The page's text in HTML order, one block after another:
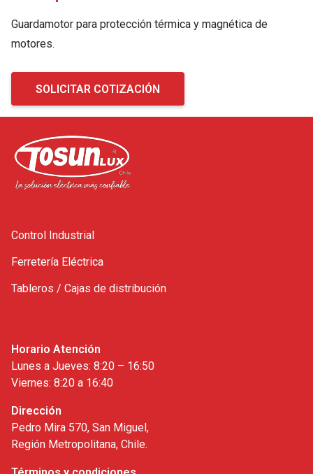
Guardamotor para protección térmica y magnética de
motores.
SOLICITAR COTIZACIÓN
Control Industrial
Ferretería Eléctrica
Tableros / Cajas de distribución
Horario Atención
Lunes a Jueves: 8:20 – 16:50
Viernes: 8:20 a 16:40
Dirección
Pedro Mira 570, San Miguel,
Región Metropolitana, Chile.